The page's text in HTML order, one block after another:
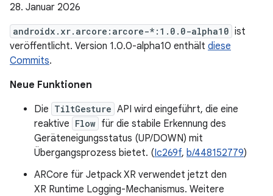
28. Januar 2026
androidx.xr.arcore:arcore-*:1.0.0-alpha10 ist
veröffentlicht. Version 1.0.0-alpha10 enthält diese
Commits.
Neue Funktionen
Die TiltGesture API wird eingeführt, die eine
reaktive Flow für die stabile Erkennung des
Geräteneigungsstatus (UP/DOWN) mit
Übergangsprozess bietet. (Ic269f, b/448152779)
ARCore für Jetpack XR verwendet jetzt den
XR Runtime Logging-Mechanismus. Weitere